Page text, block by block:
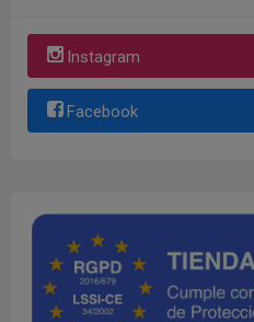
Instagram
Facebook